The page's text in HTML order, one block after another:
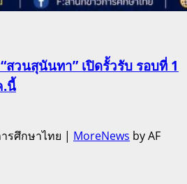
สวนสุนันทา” เปิดรั้วรับ รอบที่ 1
.นี้
รศึกษาไทย | MoreNews by AF